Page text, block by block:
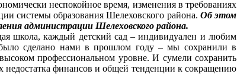
неспокойное время, изменения в требованиях
системы образования Шелеховского района. Об этом
администрации Шелеховского района.
школа, каждый детский сад – индивидуален и любим
сделано нами в прошлом году – мы сохранили в
профессиональном уровне. И сумели сохранить
недостатка финансов и общей тенденции к сокращению